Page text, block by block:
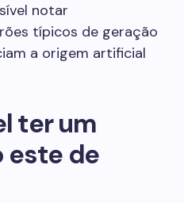
notar
típicos de geração
a origem artificial
ter um
este de